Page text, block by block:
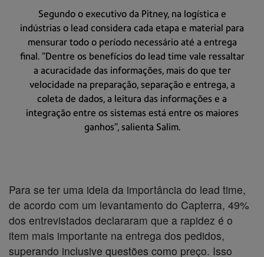
Segundo o executivo da Pitney, na logística e
indústrias o lead considera cada etapa e material para
mensurar todo o período necessário até a entrega
final. “Dentre os benefícios do lead time vale ressaltar
a acuracidade das informações, mais do que ter
velocidade na preparação, separação e entrega, a
coleta de dados, a leitura das informações e a
integração entre os sistemas está entre os maiores
ganhos”, salienta Salim.
Para se ter uma ideia da importância do lead time,
de acordo com um levantamento do Capterra, 49%
dos entrevistados declararam que a rapidez é o
item mais importante na entrega dos pedidos,
superando inclusive questões como preço. Isso